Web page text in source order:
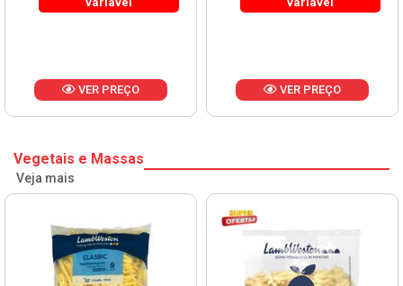
VER PREÇO VER PREÇO
Vegetais e Massas
Veja mais